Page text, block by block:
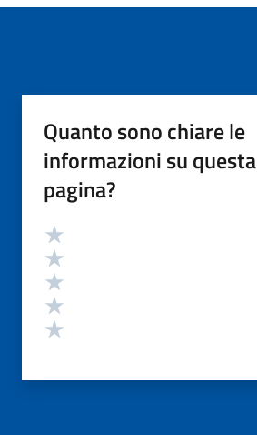
Quanto sono chiare le
informazioni su questa
pagina?
Valutazione